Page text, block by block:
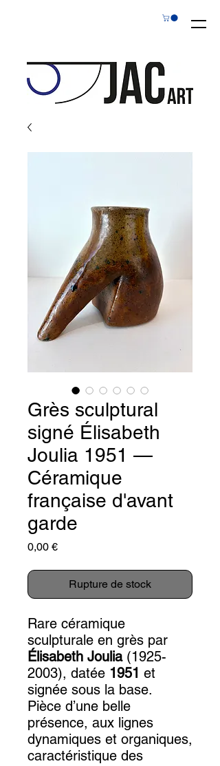
Grès sculptural
signé Élisabeth
Joulia 1951 —
Céramique
française d'avant
garde
0,00 €Prix
Rupture de stock
Rare céramique
sculpturale en grès par
Élisabeth Joulia(1925-
2003), datée 1951 et
signée sous la base.
Pièce d’une belle
présence, aux lignes
dynamiques et organiques,
caractéristique des